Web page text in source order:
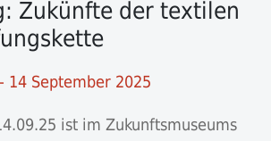
Zukünfte der textilen
14 September 2025
ist im Zukunftsmuseums